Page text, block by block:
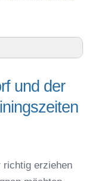
der näheren
aus
oder
und der
richtig erziehen